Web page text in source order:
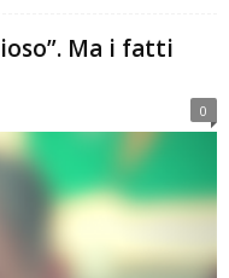
Ma i fatti
0